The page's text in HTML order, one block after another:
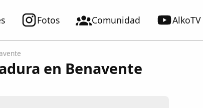
Fotos Comunidad AlkoTV
en Benavente